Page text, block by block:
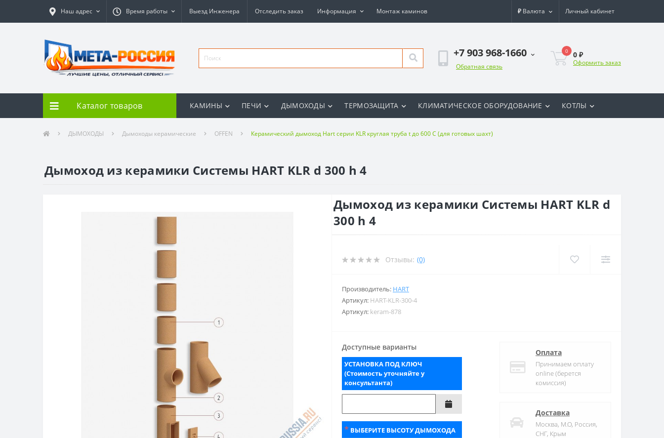
Наш адрес Время работы Выезд Инженера Отследить заказ Информация Монтаж каминов ₽ Валюта Личный кабинет
+7 903 968-1660
Обратная связь
0 0 ₽
Оформить заказ
Каталог товаров КАМИНЫ ПЕЧИ ДЫМОХОДЫ ТЕРМОЗАЩИТА КЛИМАТИЧЕСКОЕ ОБОРУДОВАНИЕ КОТЛЫ
ДЫМОХОДЫ Дымоходы керамические OFFEN Керамический дымоход Hart серии KLR круглая труба t до 600 С (для готовых шахт)
Дымоход из керамики Системы HART KLR d 300 h 4
Дымоход из керамики Системы HART KLR d
300 h 4
Отзывы: (0)
Производитель: HART
Артикул: HART-KLR-300-4
Артикул: keram-878
Доступные варианты
УСТАНОВКА ПОД КЛЮЧ
(Стоимость уточняйте у
консультанта)
* ВЫБЕРИТЕ ВЫСОТУ ДЫМОХОДА
Оплата
Принимаем оплату
online (берется
комиссия)
Доставка
Москва, М.О, Россия,
СНГ, Крым